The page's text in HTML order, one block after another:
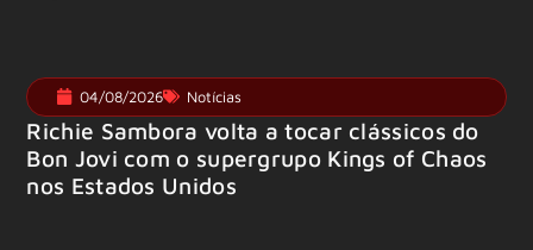
04/08/2026 Notícias
Richie Sambora volta a tocar clássicos do
Bon Jovi com o supergrupo Kings of Chaos
nos Estados Unidos